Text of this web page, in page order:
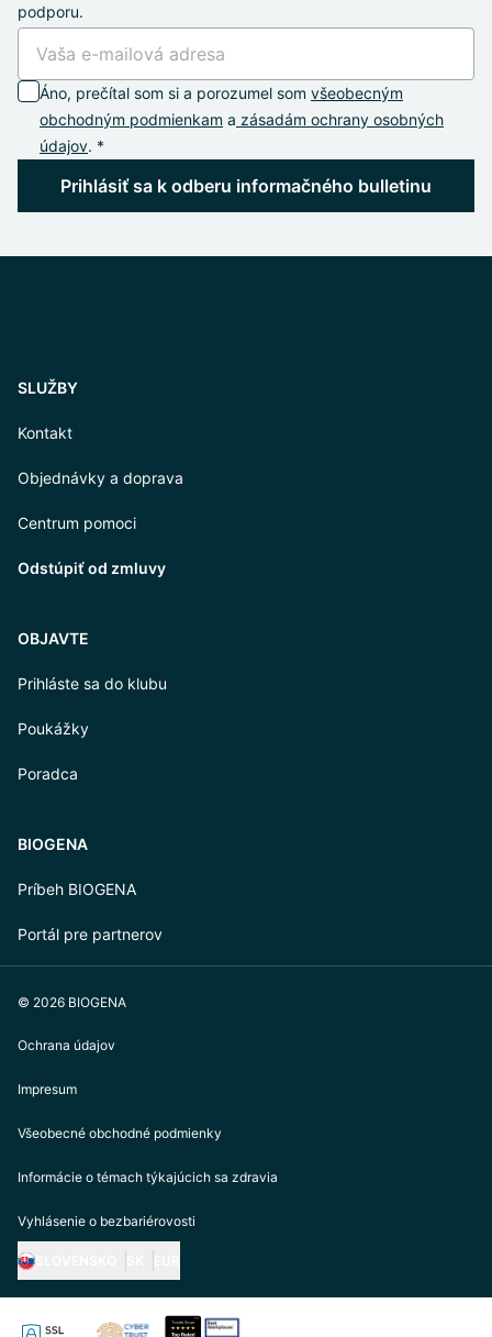
podporu.
Áno, prečítal som si a porozumel som všeobecným
obchodným podmienkam a zásadám ochrany osobných
údajov. *
Prihlásiť sa k odberu informačného bulletinu
SLUŽBY
Kontakt
Objednávky a doprava
Centrum pomoci
Odstúpiť od zmluvy
OBJAVTE
Prihláste sa do klubu
Poukážky
Poradca
BIOGENA
Príbeh BIOGENA
Portál pre partnerov
© 2026 BIOGENA
Ochrana údajov
Impresum
Všeobecné obchodné podmienky
Informácie o témach týkajúcich sa zdravia
Vyhlásenie o bezbariérovosti
https://biogena.com/de-at
https://biogena.com/de-de